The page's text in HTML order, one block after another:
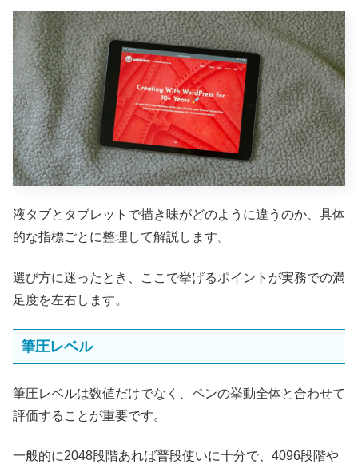
液タブとタブレットで描き味がどのように違うのか、具体
的な指標ごとに整理して解説します。
選び方に迷ったとき、ここで挙げるポイントが実務での満
足度を左右します。
筆圧レベル
筆圧レベルは数値だけでなく、ペンの挙動全体と合わせて
評価することが重要です。
一般的に2048段階あれば普段使いに十分で、4096段階や